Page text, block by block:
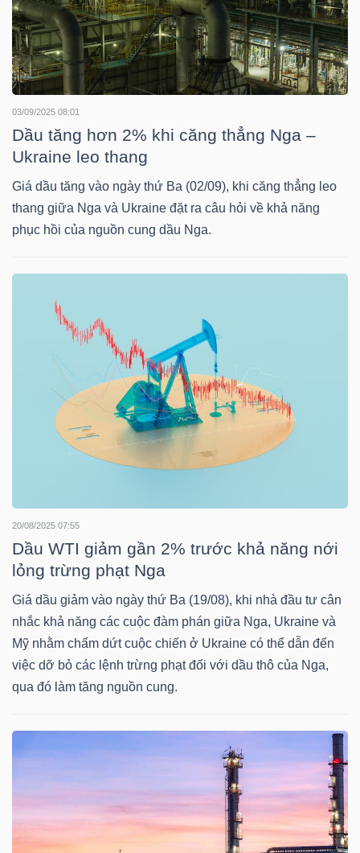
03/09/2025 08:01
Dầu tăng hơn 2% khi căng thẳng Nga –
Ukraine leo thang
Giá dầu tăng vào ngày thứ Ba (02/09), khi căng thẳng leo
thang giữa Nga và Ukraine đặt ra câu hỏi về khả năng
phục hồi của nguồn cung dầu Nga.
20/08/2025 07:55
Dầu WTI giảm gần 2% trước khả năng nới
lỏng trừng phạt Nga
Giá dầu giảm vào ngày thứ Ba (19/08), khi nhà đầu tư cân
nhắc khả năng các cuộc đàm phán giữa Nga, Ukraine và
Mỹ nhằm chấm dứt cuộc chiến ở Ukraine có thể dẫn đến
việc dỡ bỏ các lệnh trừng phạt đối với dầu thô của Nga,
qua đó làm tăng nguồn cung.
TÀI
CHÍNH
CÔNG
NGHỆ
TRUYỀN
BẤT
ĐỘNG
SẢN
Mã
chứng
Chứng chỉ quỹ
Lãnh
đạo